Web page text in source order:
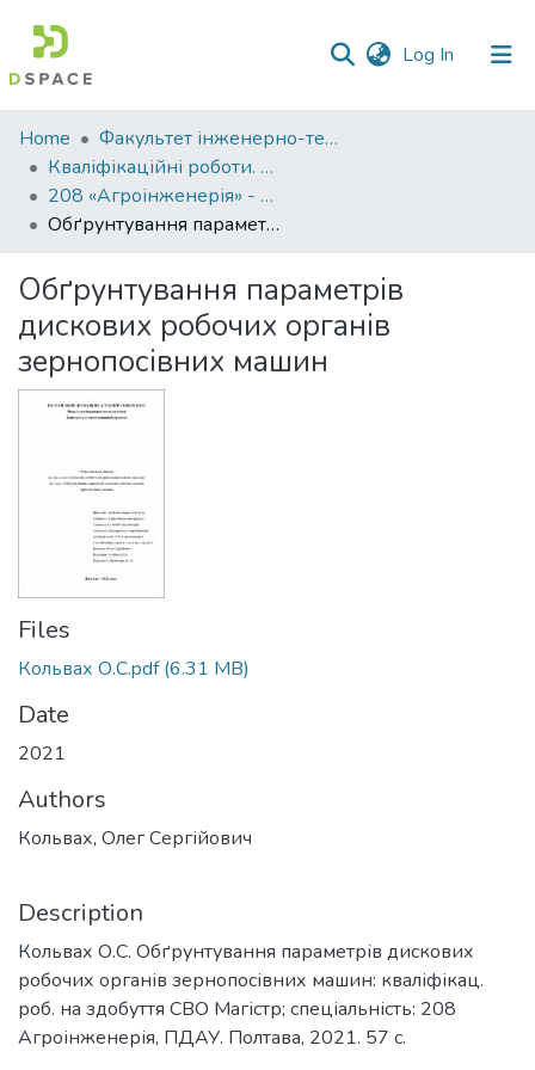
Log In (current)
Communities
&
Collections
All of DSpace
Statistics
Home
Факультет інженерно-технологічний
Кваліфікаційні роботи. Факультет інженерно-технологічний
208 «Агроінженерія» - Магістри 2021-2022
Обґрунтування параметрів дискових робочих органів зернопосівних машин
Обґрунтування параметрів
дискових робочих органів
зернопосівних машин
Files
Кольвах О.С.pdf(6.31 MB)
Date
2021
Authors
Кольвах, Олег Сергійович
Description
Кольвах О.С. Обґрунтування параметрів дискових
робочих органів зернопосівних машин: кваліфікац.
роб. на здобуття СВО Магістр; спеціальність: 208
Агроінженерія, ПДАУ. Полтава, 2021. 57 с.